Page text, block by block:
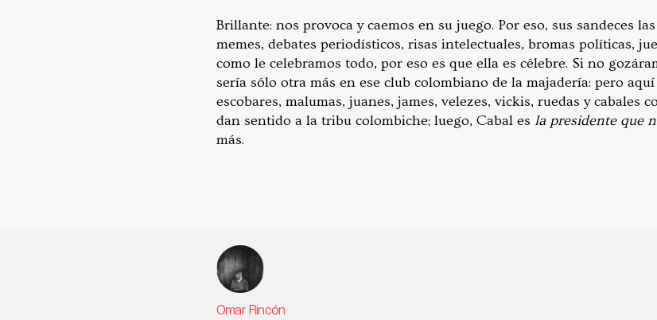
Brillante: nos provoca y caemos en su juego. Por eso, sus sandeces
memes, debates periodísticos, risas intelectuales, bromas políticas,
como le celebramos todo, por eso es que ella es célebre. Si no
sería sólo otra más en ese club colombiano de la majadería: pero
escobares, malumas, juanes, james, velezes, vickis, ruedas y cabales
dan sentido a la tribu colombiche; luego, Cabal es la presidente que
más.
Omar Rincón